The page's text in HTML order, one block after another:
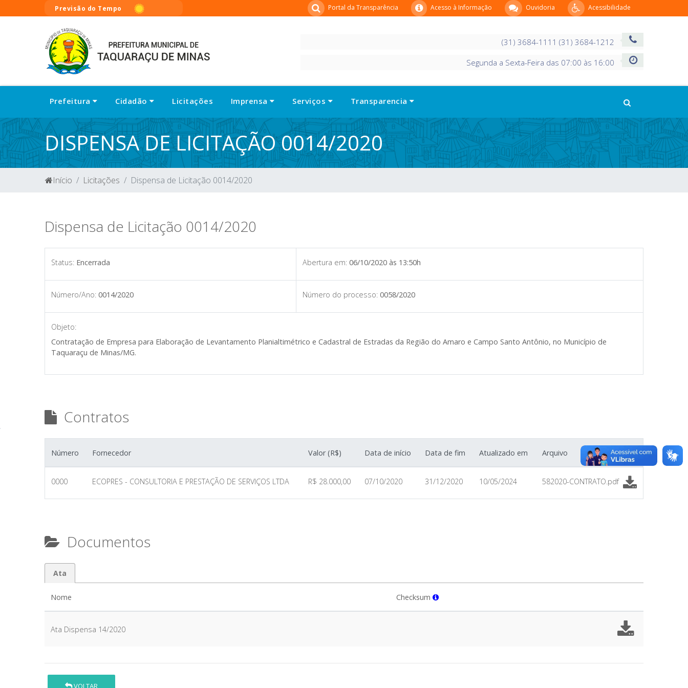
Previsão do Tempo Acessibilidade
Ouvidoria
Acesso à Informação
Portal da Transparência
(31) 3684-1111 (31) 3684-1212
Segunda a Sexta-Feira das 07:00 às 16:00
Prefeitura Cidadão Licitações Imprensa Serviços Transparencia
DISPENSA DE LICITAÇÃO 0014/2020
Início Licitações Dispensa de Licitação 0014/2020
Dispensa de Licitação 0014/2020
Status: Encerrada Abertura em: 06/10/2020 às 13:50h
Número/Ano: 0014/2020 Número do processo: 0058/2020
Objeto:
Contratação de Empresa para Elaboração de Levantamento Planialtimétrico e Cadastral de Estradas da Região do Amaro e Campo Santo Antônio, no Município de
Taquaraçu de Minas/MG.
Contratos
Número Fornecedor Valor (R$) Data de início Data de fim Atualizado em Arquivo
0000 ECOPRES - CONSULTORIA E PRESTAÇÃO DE SERVIÇOS LTDA R$ 28.000,00 07/10/2020 31/12/2020 10/05/2024 582020-CONTRATO.pdf
Documentos
Ata
Nome Checksum
Ata Dispensa 14/2020